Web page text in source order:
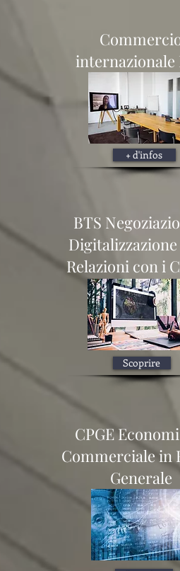
internazionale
+ d'infos
BTS
Relazioni con i
Scoprire
CPGE
Commerciale in
Generale